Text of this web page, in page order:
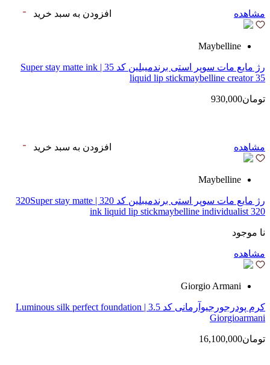
مشاهده افزودن به سبد خرید
Maybelline
رژ مایع مات سوپر استی‌ برندمیبلین کد 35 | Super stay matte ink
liquid lip stickmaybelline creator 35
تومان930,000
مشاهده افزودن به سبد خرید
Maybelline
رژ مایع مات سوپر استی‌ برندمیبلین کد 320 | 320Super stay matte
ink liquid lip stickmaybelline individualist 320
نا موجود
مشاهده
Giorgio Armani
کرم پودرجورجیوآرمانی کد 3.5 | Luminous silk perfect foundation
Giorgioarmani
تومان16,100,000